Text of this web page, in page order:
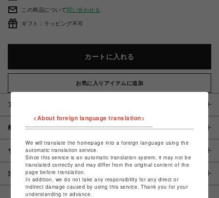
この商品について問い合わせる
ギフト：ラッピング不可
カートに入れる
お気に入りアイテムに追加
アイテム説明 / 素材
概要
サイズ
注意事項
<About foreign language translation>
We will translate the homepage into a foreign language using the
automatic translation service.
Since this service is an automatic translation system, it may not be
translated correctly and may differ from the original content of the
page before translation.
In addition, we do not take any responsibility for any direct or
indirect damage caused by using this service. Thank you for your
understanding in advance.